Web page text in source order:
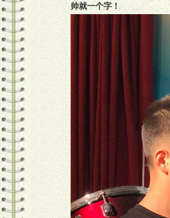
帅就一个字！